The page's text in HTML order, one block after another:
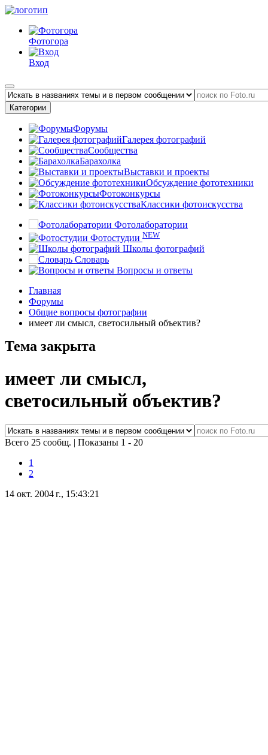
Фотогора
Вход
Категории
Форумы
Галерея фотографий
Сообщества
Барахолка
Выставки и проекты
Обсуждение фототехники
Фотоконкурсы
Классики фотоискусства
Фотолаборатории
Фотостудии NEW
Школы фотографий
Словарь
Вопросы и ответы
Главная
Форумы
Общие вопросы фотографии
имеет ли смысл, светосильный объектив?
Тема закрыта
имеет ли смысл,
светосильный объектив?
Всего 25 сообщ. | Показаны 1 - 20
1
2
14 окт. 2004 г., 15:43:21